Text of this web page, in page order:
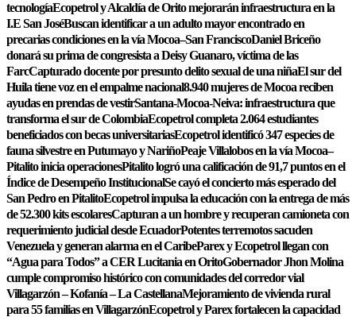
tecnologíaEcopetrol y Alcaldía de Orito mejorarán infraestructura en la
I.E San JoséBuscan identificar a un adulto mayor encontrado en
precarias condiciones en la vía Mocoa–San FranciscoDaniel Briceño
donará su prima de congresista a Deisy Guanaro, víctima de las
FarcCapturado docente por presunto delito sexual de una niñaEl sur del
Huila tiene voz en el empalme nacional8.940 mujeres de Mocoa reciben
ayudas en prendas de vestirSantana-Mocoa-Neiva: infraestructura que
transforma el sur de ColombiaEcopetrol completa 2.064 estudiantes
beneficiados con becas universitariasEcopetrol identificó 347 especies de
fauna silvestre en Putumayo y NariñoPeaje Villalobos en la vía Mocoa–
Pitalito inicia operacionesPitalito logró una calificación de 91,7 puntos en el
Índice de Desempeño InstitucionalSe cayó el concierto más esperado del
San Pedro en PitalitoEcopetrol impulsa la educación con la entrega de más
de 52.300 kits escolaresCapturan a un hombre y recuperan camioneta con
requerimiento judicial desde EcuadorPotentes terremotos sacuden
Venezuela y generan alarma en el CaribeParex y Ecopetrol llegan con
“Agua para Todos” a CER Lucitania en OritoGobernador Jhon Molina
cumple compromiso histórico con comunidades del corredor vial
Villagarzón – Kofanía – La CastellanaMejoramiento de vivienda rural
para 55 familias en VillagarzónEcopetrol y Parex fortalecen la capacidad